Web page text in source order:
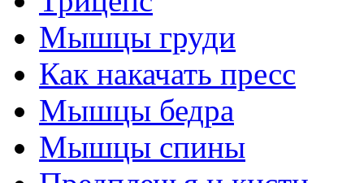
Мышцы груди
Как накачать пресс
Мышцы бедра
Мышцы спины